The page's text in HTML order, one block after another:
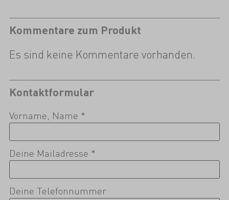
Kommentare zum Produkt
Es sind keine Kommentare vorhanden.
Kontaktformular
Vorname, Name *
Deine Mailadresse *
Deine Telefonnummer